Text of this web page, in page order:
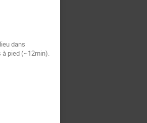
dans
à pied (~12min).